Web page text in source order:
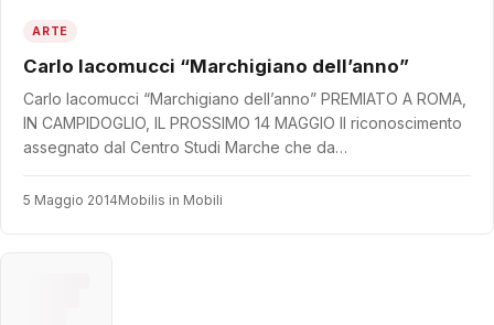
ARTE
Carlo Iacomucci “Marchigiano dell’anno”
Carlo Iacomucci “Marchigiano dell’anno” PREMIATO A ROMA,
IN CAMPIDOGLIO, IL PROSSIMO 14 MAGGIO Il riconoscimento
assegnato dal Centro Studi Marche che da…
5 Maggio 2014Mobilis in Mobili